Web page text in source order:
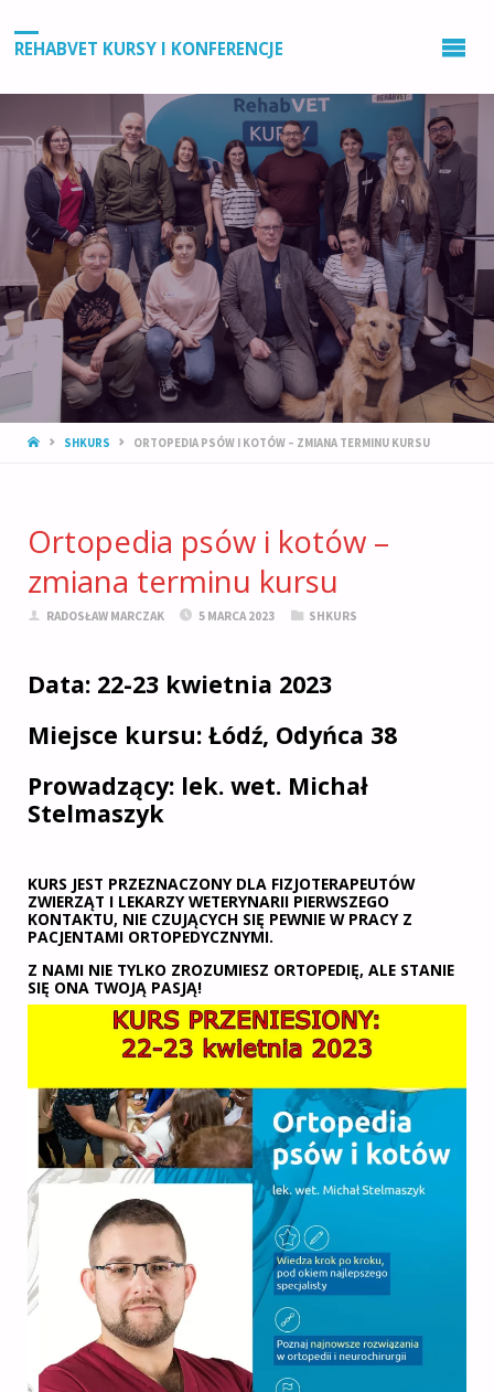
REHABVET KURSY I KONFERENCJE
STRONA
SHKURS ORTOPEDIA PSÓW I KOTÓW – ZMIANA TERMINU KURSU
Ortopedia psów i kotów –
zmiana terminu kursu
RADOSŁAW MARCZAK 5 MARCA 2023 SHKURS
Data: 22-23 kwietnia 2023
Miejsce kursu: Łódź, Odyńca 38
Prowadzący: lek. wet. Michał
Stelmaszyk
KURS JEST PRZEZNACZONY DLA FIZJOTERAPEUTÓW
ZWIERZĄT I LEKARZY WETERYNARII PIERWSZEGO
KONTAKTU, NIE CZUJĄCYCH SIĘ PEWNIE W PRACY Z
PACJENTAMI ORTOPEDYCZNYMI.
Z NAMI NIE TYLKO ZROZUMIESZ ORTOPEDIĘ, ALE STANIE
SIĘ ONA TWOJĄ PASJĄ!